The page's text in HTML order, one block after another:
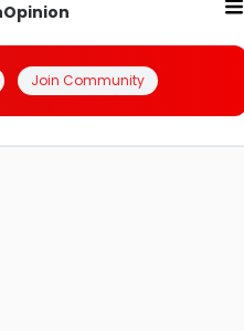
Opinion
Join Community